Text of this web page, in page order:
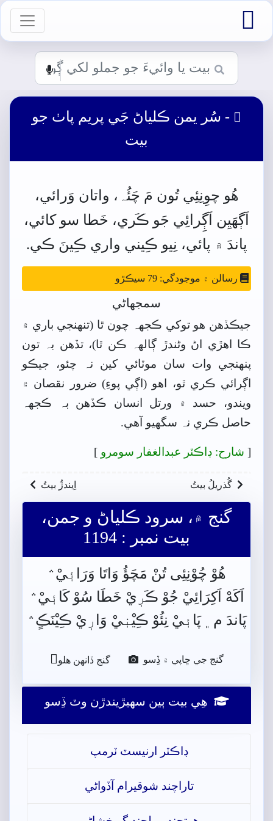

 - سُر يمن ڪلياڻ جَي پريم پاٺ جو
بيت
ھُو چوِنِئِيتُون مَ چَئُہ، واتان وَرائي،
اَڳھَيِن اَڳِرائِي جَو ڪَري، خَطا سو کائي،
پاندَ ۾ پائي، نِيو ڪِيني واري ڪِينَ ڪي.
رسالن ۾ موجودگي: 79 سيڪڙو
سمجهاڻي
جيڪڏهن هو توکي ڪجهہ چون ٿا (تنھنجي باري ۾
ڪا اهڙي اڻ وڻندڙ ڳالهہ ڪن ٿا)، تڏهن بہ تون
پنھنجي وات سان موٽائي کين نہ چئو، جيڪو
اڳرائي ڪري ٿو، اهو (اڳي پوءِ) ضرور نقصان ۾
ويندو، حسد ۾ ورتل انسان ڪڏهن بہ ڪجهہ
حاصل ڪري نہ سگهيو آهي.
[ شارح: ڊاڪٽر عبدالغفار سومرو ]
گُذريلُ بيتُ اِيندڙُ بيتُ
گنج ۾، سرود ڪلياڻ و جمن،
بيت نمبر : 1194
هُوْ چُوْنِئِى تُنْ مَچَؤُ وَاتَا وَرَائٖيْ﮶
اَکَهْ اَکِرَائِيْ جُوْ ڪَرٖيْ خَطَا سُوْ کَائٖيْ﮶
پَاندَ م﮼ پَائٖيْ نِئُوْ ڪِيْنٖيْ وَارٖيْ ڪِيْنَڪٍ﮶
گنج جي ڇاپي ۾ ڏِسو گنج ڏانھن ھلو
ھِي بيت ٻين سھيڙيندڙن وٽ ڏِسو
ڊاڪٽر ارنيسٽ ٽرمپ
تاراچند شوقيرام آڏواڻي